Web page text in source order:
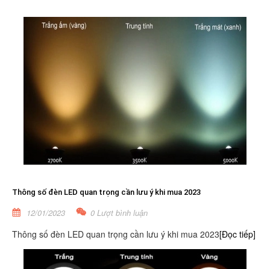
Thông số đèn LED quan trọng cần lưu ý khi mua 2023
12/01/2023 0 Lượt bình luận
Thông số đèn LED quan trọng cần lưu ý khi mua 2023[Đọc tiếp]